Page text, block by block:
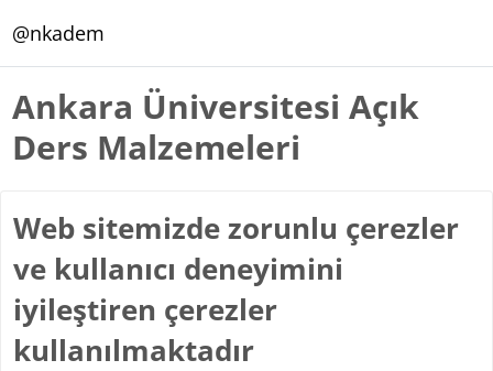
@nkadem
Ankara Üniversitesi Açık
Ders Malzemeleri
Web sitemizde zorunlu çerezler
ve kullanıcı deneyimini
iyileştiren çerezler
kullanılmaktadır